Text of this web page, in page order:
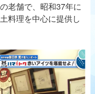
老舗で、昭和37年に
料理を中心に提供し